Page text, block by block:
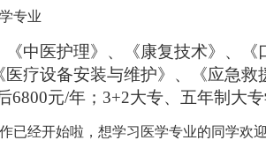
专业
中医护理》、《康复技术》、
疗设备安装与维护》、《应急
6800元/年；3+2大专、五年制大
已经开始啦，想学习医学专业的同学欢